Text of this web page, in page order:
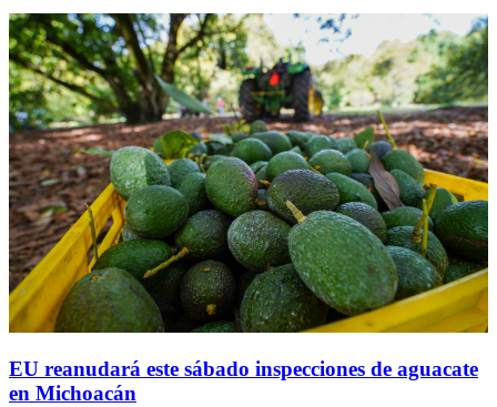
EU reanudará este sábado inspecciones de aguacate
en Michoacán